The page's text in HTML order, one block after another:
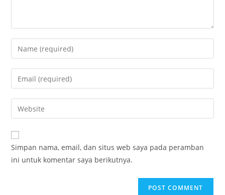
Simpan nama, email, dan situs web saya pada peramban
ini untuk komentar saya berikutnya.